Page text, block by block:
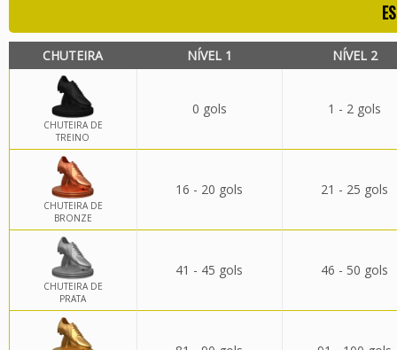
CHUTEIRA NÍVEL 1 NÍVEL 2
CHUTEIRA DE
TREINO
0 gols 1 - 2 gols
CHUTEIRA DE
BRONZE
16 - 20 gols 21 - 25 gols
CHUTEIRA DE
PRATA
41 - 45 gols 46 - 50 gols